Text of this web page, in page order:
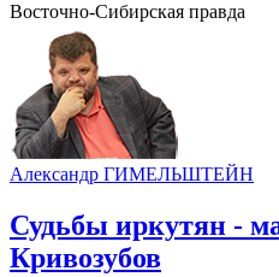
Восточно-Сибирская правда
Александр ГИМЕЛЬШТЕЙН
Судьбы иркутян -
Кривозубов